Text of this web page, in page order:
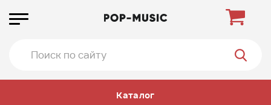
Каталог